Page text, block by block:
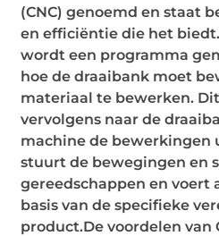
(CNC) genoemd en staat
en efficiëntie die het biedt.
wordt een programma
hoe de draaibank moet
materiaal te bewerken.
vervolgens naar de
machine de bewerkingen
stuurt de bewegingen en
gereedschappen en voert
basis van de specifieke
product.De voordelen van